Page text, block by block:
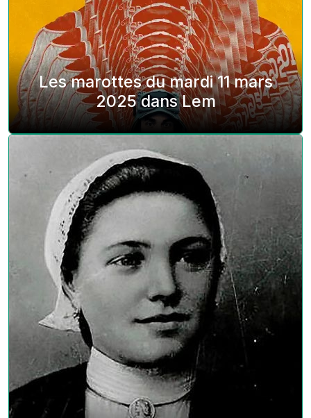
Les marottes du mardi 11 mars
2025 dans Lem